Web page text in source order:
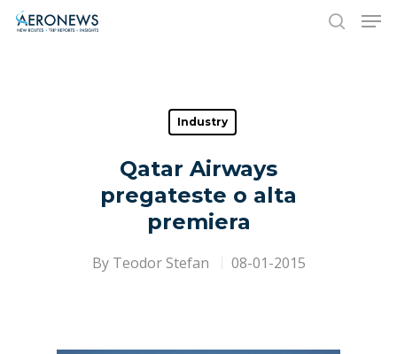
Hit enter to search or ESC to close
Industry
Qatar Airways
pregateste o alta
premiera
By Teodor Stefan 08-01-2015